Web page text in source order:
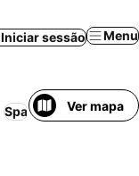
Iniciar sessão Menu
Spa Casa deVer mapa